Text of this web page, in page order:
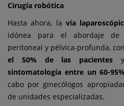
Cirugía robótica
Hasta ahora, la vía
idónea para el abordaje de
peritoneal y pélvica-profunda, con
el 50% de las pacientes
sintomatología entre un 60-
cabo por ginecólogos
de unidades especializadas.